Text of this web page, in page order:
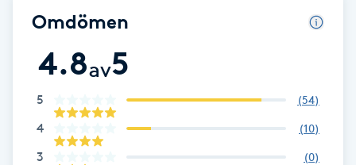
Fet hårbotten
Omdömen
4.8av5
5 (54)
4 (10)
3 (0)